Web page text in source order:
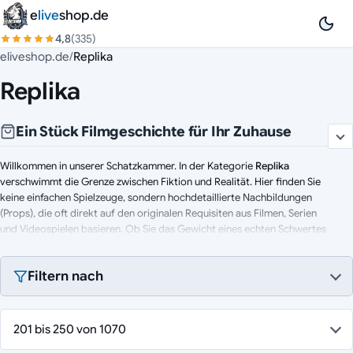
Zum Inhalt springen
eliveshop.de
4,8(335)
eliveshop.de/Replika
Replika
Ein Stück Filmgeschichte für Ihr Zuhause
Willkommen in unserer Schatzkammer. In der Kategorie Replika
verschwimmt die Grenze zwischen Fiktion und Realität. Hier finden Sie
keine einfachen Spielzeuge, sondern hochdetaillierte Nachbildungen
(Props), die oft direkt auf den originalen Requisiten aus Filmen, Serien
und Videospielen basieren. Ob Sie das Gewicht eines echten Schwertes
Modellauto in die Vitrine stellen wollen – wir bieten Ihnen die passende
Ausrüstung für Ihre Leidenschaft.
Entdecken Sie unsere Sammlung:
Filtern nach
201 bis 250 von 1070